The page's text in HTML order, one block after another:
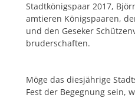
Stadtkönigspaar 2017,
amtieren Königspaaren,
und den Geseker
bruderschaften.
Möge das diesjährige
Fest der Begegnung sein,